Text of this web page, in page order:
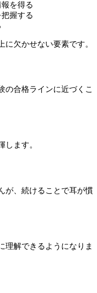
を得る
握する
に欠かせない要素です。
の合格ラインに近づくこ
します。
が、続けることで耳が慣
理解できるようになりま